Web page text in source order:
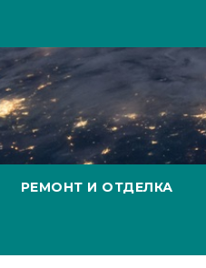
РЕМОНТ И ОТДЕЛКА